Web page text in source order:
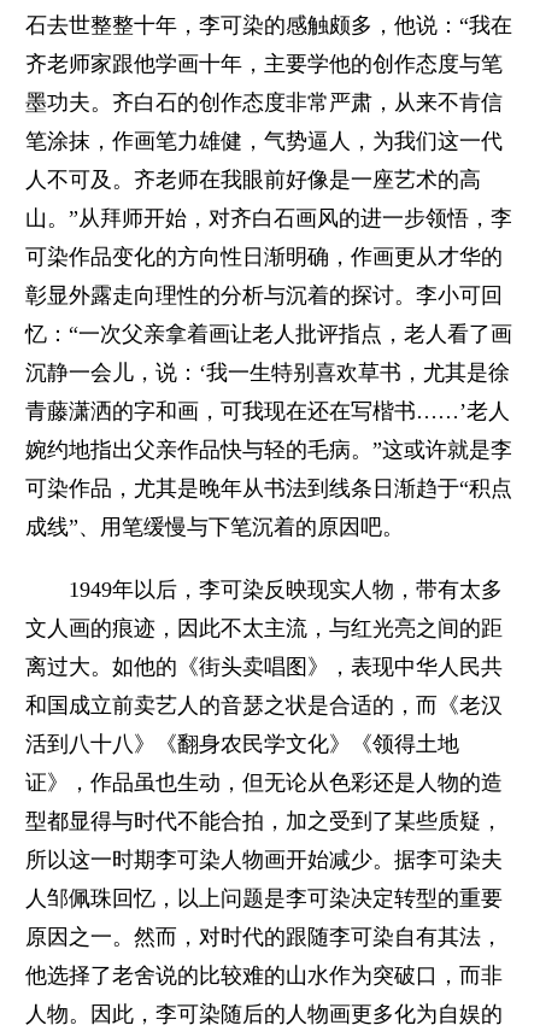
石去世整整十年，李可染的感触颇多，他说：“我在
齐老师家跟他学画十年，主要学他的创作态度与笔
墨功夫。齐白石的创作态度非常严肃，从来不肯信
笔涂抹，作画笔力雄健，气势逼人，为我们这一代
人不可及。齐老师在我眼前好像是一座艺术的高
山。”从拜师开始，对齐白石画风的进一步领悟，李
可染作品变化的方向性日渐明确，作画更从才华的
彰显外露走向理性的分析与沉着的探讨。李小可回
忆：“一次父亲拿着画让老人批评指点，老人看了画
沉静一会儿，说：‘我一生特别喜欢草书，尤其是徐
青藤潇洒的字和画，可我现在还在写楷书……’老人
婉约地指出父亲作品快与轻的毛病。”这或许就是李
可染作品，尤其是晚年从书法到线条日渐趋于“积点
成线”、用笔缓慢与下笔沉着的原因吧。
1949年以后，李可染反映现实人物，带有太多
文人画的痕迹，因此不太主流，与红光亮之间的距
离过大。如他的《街头卖唱图》，表现中华人民共
和国成立前卖艺人的音瑟之状是合适的，而《老汉
活到八十八》《翻身农民学文化》《领得土地
证》，作品虽也生动，但无论从色彩还是人物的造
型都显得与时代不能合拍，加之受到了某些质疑，
所以这一时期李可染人物画开始减少。据李可染夫
人邹佩珠回忆，以上问题是李可染决定转型的重要
原因之一。然而，对时代的跟随李可染自有其法，
他选择了老舍说的比较难的山水作为突破口，而非
人物。因此，李可染随后的人物画更多化为自娱的